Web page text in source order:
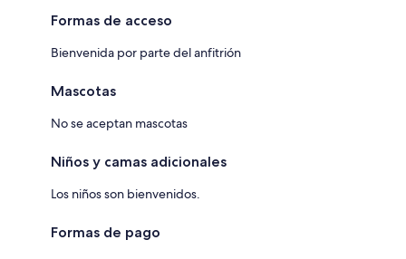
Formas de acceso
Bienvenida por parte del anfitrión
Mascotas
No se aceptan mascotas
Niños y camas adicionales
Los niños son bienvenidos.
Formas de pago